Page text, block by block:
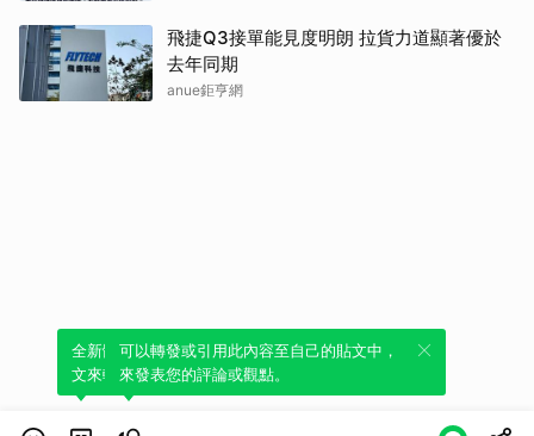
飛捷Q3接單能見度明朗 拉貨力道顯著優於
去年同期
anue鉅亨網
全新體驗！一鍵引用此內容，透過發布貼
文來輕鬆表達個人立場。
可以轉發或引用此內容至自己的貼文中，
來發表您的評論或觀點。